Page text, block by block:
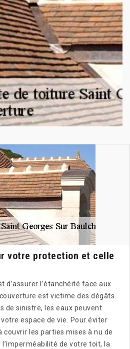
votre protection et celle
d’assurer l’étanchéité face aux
est victime des dégâts
de sinistre, les eaux peuvent
espace de vie. Pour éviter
couvrir les parties mises à nu de
de votre toit, la